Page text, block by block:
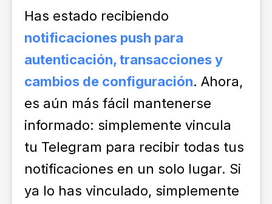
Has estado recibiendo
notificaciones push para
autenticación, transacciones y
cambios de configuración. Ahora,
es aún más fácil mantenerse
informado: simplemente vincula
tu Telegram para recibir todas tus
notificaciones en un solo lugar. Si
ya lo has vinculado, simplemente